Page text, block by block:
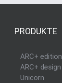
PRODUKTE
ARC+ edition
ARC+ design
Unicorn